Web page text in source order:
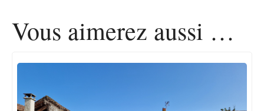
Vous aimerez aussi …